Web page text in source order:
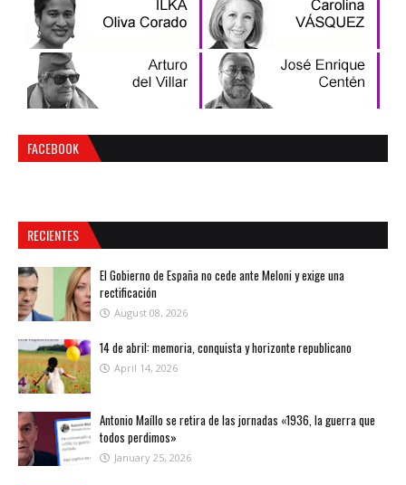
FACEBOOK
RECIENTES
El Gobierno de España no cede ante Meloni y exige una
rectificación
August 08, 2026
14 de abril: memoria, conquista y horizonte republicano
April 14, 2026
Antonio Maíllo se retira de las jornadas «1936, la guerra que
todos perdimos»
January 25, 2026